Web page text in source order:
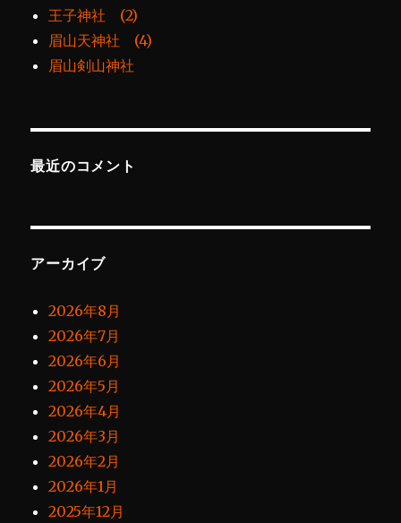
王子神社 (2)
眉山天神社 (4)
眉山剣山神社
最近のコメント
アーカイブ
2026年8月
2026年7月
2026年6月
2026年5月
2026年4月
2026年3月
2026年2月
2026年1月
2025年12月